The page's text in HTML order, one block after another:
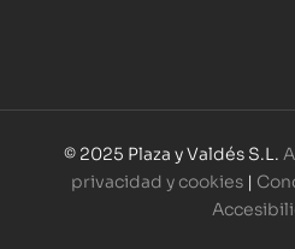
© 2025 Plaza y Valdés S.L.
privacidad y cookies |